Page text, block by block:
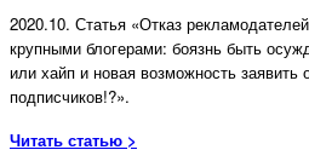
2020.10. Статья «Отказ
крупными блогерами: боязнь быть
или хайп и новая возможность заявить
подписчиков!?».
Читать статью >